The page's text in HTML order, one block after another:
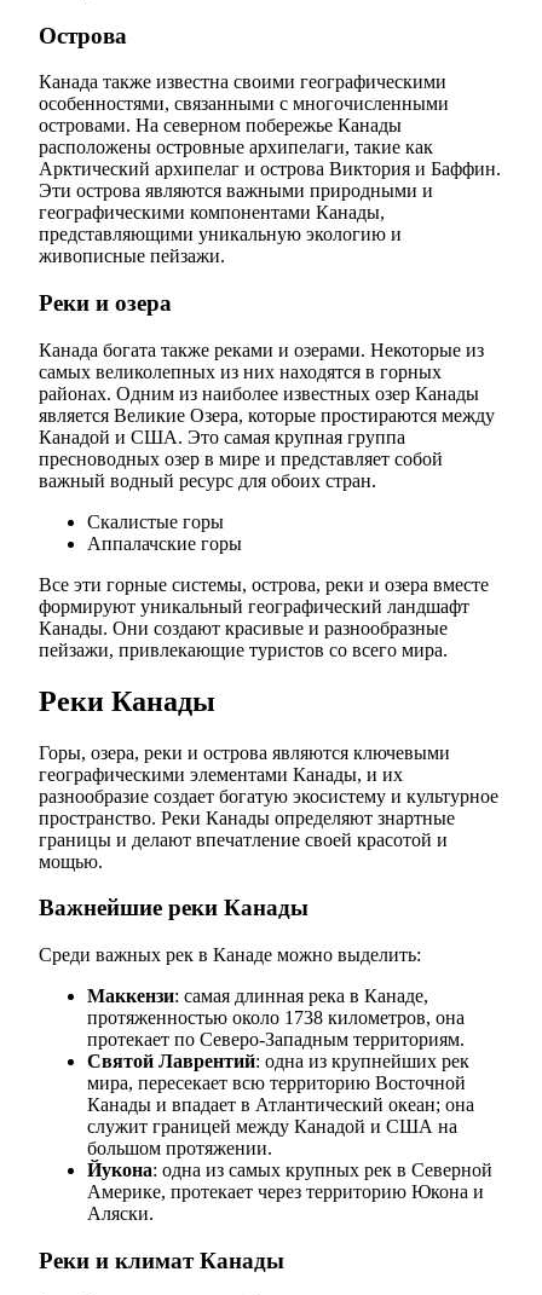
Острова
Канада также известна своими географическими
особенностями, связанными с многочисленными
островами. На северном побережье Канады
расположены островные архипелаги, такие как
Арктический архипелаг и острова Виктория и Баффин.
Эти острова являются важными природными и
географическими компонентами Канады,
представляющими уникальную экологию и
живописные пейзажи.
Реки и озера
Канада богата также реками и озерами. Некоторые из
самых великолепных из них находятся в горных
районах. Одним из наиболее известных озер Канады
является Великие Озера, которые простираются между
Канадой и США. Это самая крупная группа
пресноводных озер в мире и представляет собой
важный водный ресурс для обоих стран.
Скалистые горы
Аппалачские горы
Все эти горные системы, острова, реки и озера вместе
формируют уникальный географический ландшафт
Канады. Они создают красивые и разнообразные
пейзажи, привлекающие туристов со всего мира.
Реки Канады
Горы, озера, реки и острова являются ключевыми
географическими элементами Канады, и их
разнообразие создает богатую экосистему и культурное
пространство. Реки Канады определяют знартные
границы и делают впечатление своей красотой и
мощью.
Важнейшие реки Канады
Среди важных рек в Канаде можно выделить:
Маккензи: самая длинная река в Канаде,
протяженностью около 1738 километров, она
протекает по Северо-Западным территориям.
Святой Лаврентий: одна из крупнейших рек
мира, пересекает всю территорию Восточной
Канады и впадает в Атлантический океан; она
служит границей между Канадой и США на
большом протяжении.
Йукона: одна из самых крупных рек в Северной
Америке, протекает через территорию Юкона и
Аляски.
Реки и климат Канады